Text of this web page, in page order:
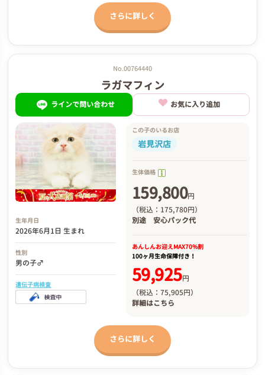
さらに詳しく
No.00764440
ラガマフィン
ラインで問い合わせ お気に入り追加
生年月日
2026年6月1日 生まれ
性別
男の子♂
遺伝子病検査
この子のいるお店
岩見沢店
生体価格
159,800円
（税込：175,780円）
別途 安心パック代
あんしんお迎えMAX70%割
100ヶ月生命保障付き！
59,925円
（税込：75,905円）
詳細はこちら
さらに詳しく